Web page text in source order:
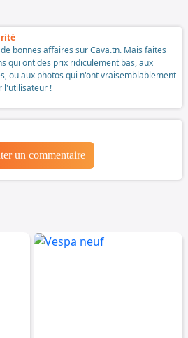
bonnes affaires sur Cava.tn. Mais faites
qui ont des prix ridiculement bas, aux
ou aux photos qui n'ont vraisemblablement
l'utilisateur !
un commentaire